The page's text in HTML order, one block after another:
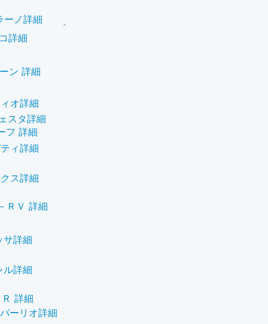
ーノ詳細
詳細
ン 詳細
オ詳細
スタ詳細
フ 詳細
ィ詳細
ーリオ詳細
サ詳細
ル詳細
ＲＶ 詳細
ス詳細
Ｒ 詳細